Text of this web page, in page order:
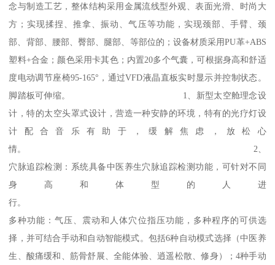
念与制造工艺，整体结构采用金属流线型外观、表面光滑、时尚大
方；实现揉捏、推拿、振动、气压等功能，实现颈部、手臂、颈
部、背部、腰部、臀部、腿部、等部位的；设备材质采用PU革+ABS
塑料+合金；颜色采用卡其色；内置20多个气囊，可根据身高和舒适
度电动调节座椅95-165°，通过VFD液晶直板实时显示并控制状态。
脚踏板可伸缩。 1、新型太空舱理念设
计，特的太空头罩式设计，营造一种安静的环境，特有的光疗灯设
计配合音乐有助于，缓解焦虑，放松心
情。 2、
穴脉追踪检测：系统具备中医养生穴脉追踪检测功能，可针对不同
身高和体型的人进
行。
多种功能：气压、震动和人体穴位指压功能，多种程序的可供选
择，并可结合手动和自动智能模式。包括6种自动模式选择（中医养
生、酸痛缓和、筋骨舒展、全能体验、逍遥松散、修身）；4种手动